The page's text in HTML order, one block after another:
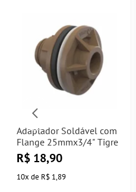
Adaptador Soldável com
Flange 25mmx3/4" Tigre
R$ 18,90
10x de R$ 1,89